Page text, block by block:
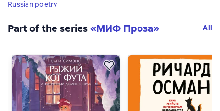
Russian poetry
Part of the series«МИФ Проза» All